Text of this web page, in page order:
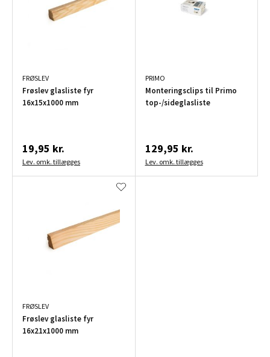
FRØSLEV
Frøslev glasliste fyr
16x15x1000 mm
19,95 kr.
Lev. omk. tillægges
PRIMO
Monteringsclips til Primo
top-/sideglasliste
129,95 kr.
Lev. omk. tillægges
FRØSLEV
Frøslev glasliste fyr
16x21x1000 mm